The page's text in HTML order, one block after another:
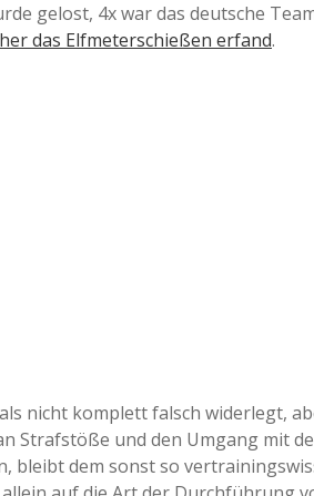
gelost, 4x war das deutsche
das Elfmeterschießen erfand.
nicht komplett falsch widerlegt,
Strafstöße und den Umgang mit
bleibt dem sonst so